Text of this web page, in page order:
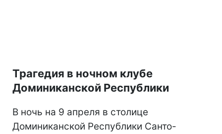
Трагедия в ночном клубе
Доминиканской Республики
В ночь на 9 апреля в столице
Доминиканской Республики Санто-